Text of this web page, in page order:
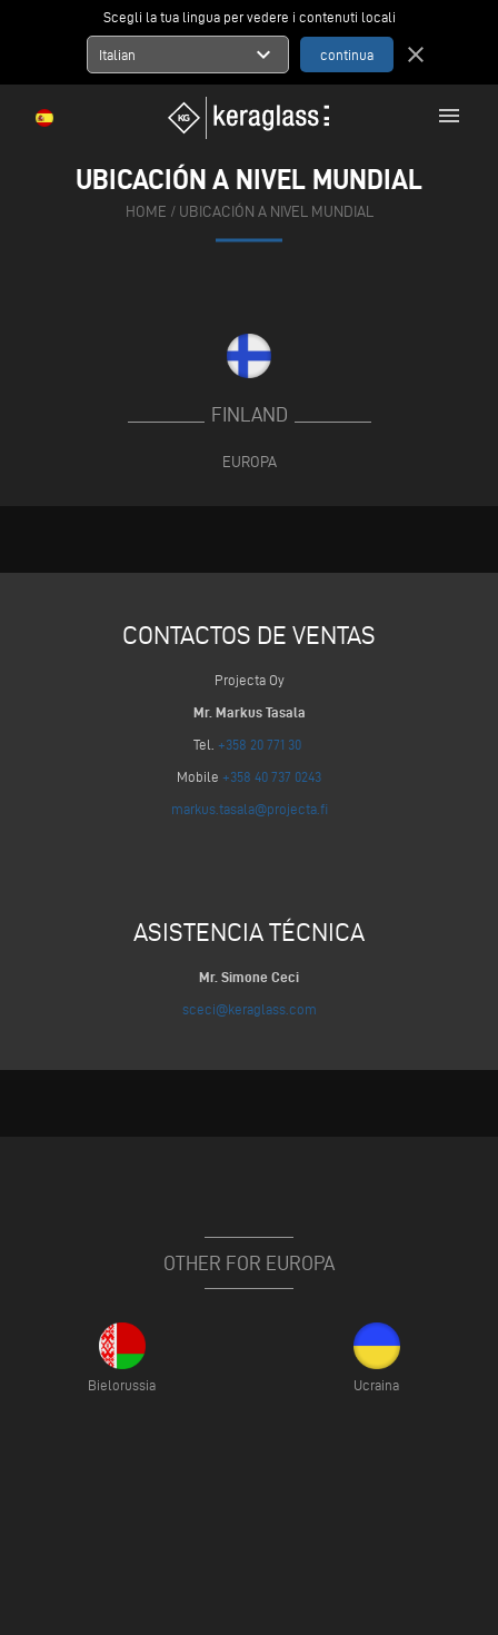
Scegli la tua lingua per vedere i contenuti locali
Italian expand_more close
menu
UBICACIÓN A NIVEL MUNDIAL
HOME / UBICACIÓN A NIVEL MUNDIAL
FINLAND
EUROPA
CONTACTOS DE VENTAS
Projecta Oy
Mr. Markus Tasala
Tel. +358 20 771 30
Mobile +358 40 737 0243
markus.tasala@projecta.fi
ASISTENCIA TÉCNICA
Mr. Simone Ceci
sceci@keraglass.com
OTHER FOR EUROPA
Bielorussia Ucraina